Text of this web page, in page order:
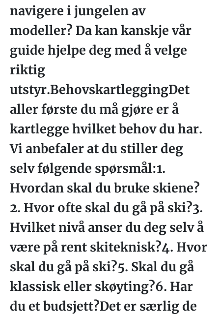
navigere i jungelen av
modeller? Da kan kanskje vår
guide hjelpe deg med å velge
riktig
utstyr.BehovskartleggingDet
aller første du må gjøre er å
kartlegge hvilket behov du har.
Vi anbefaler at du stiller deg
selv følgende spørsmål:1.
Hvordan skal du bruke skiene?
2. Hvor ofte skal du gå på ski?3.
Hvilket nivå anser du deg selv å
være på rent skiteknisk?4. Hvor
skal du gå på ski?5. Skal du gå
klassisk eller skøyting?6. Har
du et budsjett?Det er særlig de